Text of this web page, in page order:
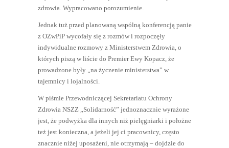
zdrowia. Wypracowano porozumienie.
Jednak tuż przed planowaną wspólną konferencją panie
z OZwPiP wycofały się z rozmów i rozpoczęły
indywidualne rozmowy z Ministerstwem Zdrowia, o
których piszą w liście do Premier Ewy Kopacz, że
prowadzone były „na życzenie ministerstwa” w
tajemnicy i lojalności.
W piśmie Przewodniczącej Sekretariatu Ochrony
Zdrowia NSZZ „Solidarność” jednoznacznie wyrażone
jest, że podwyżka dla innych niż pielęgniarki i położne
też jest konieczna, a jeżeli jej ci pracownicy, często
znacznie niżej uposażeni, nie otrzymają – dojdzie do